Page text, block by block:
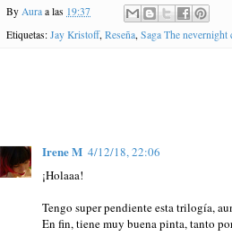
By Aura a las 19:37
Etiquetas: Jay Kristoff, Reseña Saga The nevernight
Irene M 4/12/18, 22:06
¡Holaaa!
Tengo super pendiente esta trilogía,
En fin, tiene muy buena pinta, tanto